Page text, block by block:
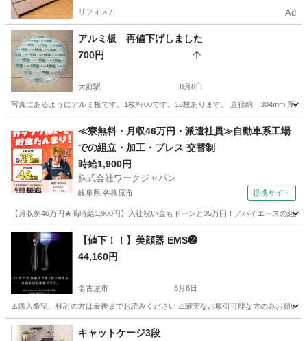
リフォスム Ad
アルミ板 再値下げしました
700円
大府駅 8月8日
写真にあるようにアルミ板です。1枚¥700です。16枚あります。 直径約 304mm 厚
大府駅 その他 アルミ
≪寮無料・月収46万円・派遣社員≫自動車系工場
での組立・加工・プレス 交替制
時給1,900円
株式会社ワークジャパン
岐阜県 各務原市 提携サイト
【月収例46万円★高時給1,900円】入社祝い金もドーンと35万円！／ハイエースの組
岐阜 各務原市 その他
【値下！！】美顔器 EMS❷
44,160円
名古屋市 8月8日
⚠️購入希望、検討の方は最後までお読みください ⚠️確実なお取引可能な方のみお願い
愛知 名古屋市 その他 EMS
キャットケージ3段